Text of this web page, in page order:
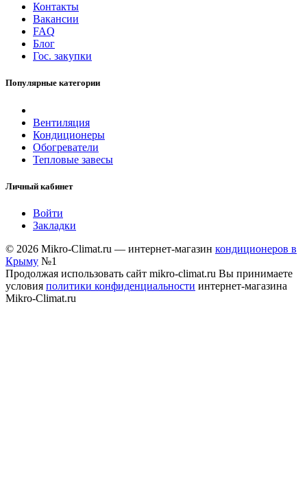
Контакты
Вакансии
FAQ
Блог
Гос. закупки
Популярные категории
Вентиляция
Кондиционеры
Обогреватели
Тепловые завесы
Личный кабинет
Войти
Закладки
© 2026 Mikro-Climat.ru — интернет-магазин кондиционеров в
Крыму №1
Продолжая использовать сайт mikro-climat.ru Вы принимаете
условия политики конфиденциальности интернет-магазина
Mikro-Climat.ru